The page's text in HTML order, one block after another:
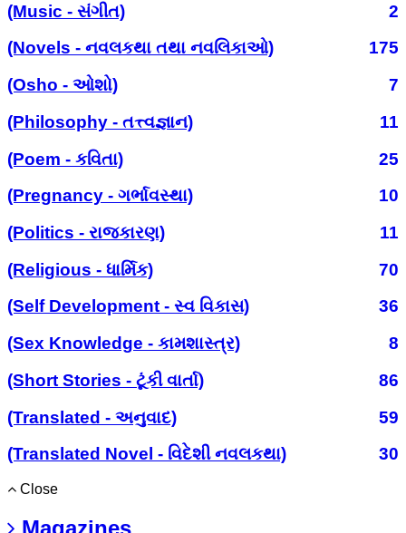
(Music - સંગીત)
2
(Novels - નવલકથા તથા નવલિકાઓ)
175
(Osho - ઓશો)
7
(Philosophy - તત્ત્વજ્ઞાન)
11
(Poem - કવિતા)
25
(Pregnancy - ગર્ભાવસ્થા)
10
(Politics - રાજકારણ)
11
(Religious - ધાર્મિક)
70
(Self Development - સ્વ વિકાસ)
36
(Sex Knowledge - કામશાસ્ત્ર)
8
(Short Stories - ટૂંકી વાર્તા)
86
(Translated - અનુવાદ)
59
(Translated Novel - વિદેશી નવલકથા)
30
Close
Magazines